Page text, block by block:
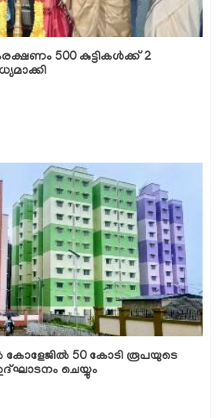
500 കുട്ടികൾക്ക് 2
കോളേജിൽ 50 കോടി രൂപയുടെ
ചെയ്യും